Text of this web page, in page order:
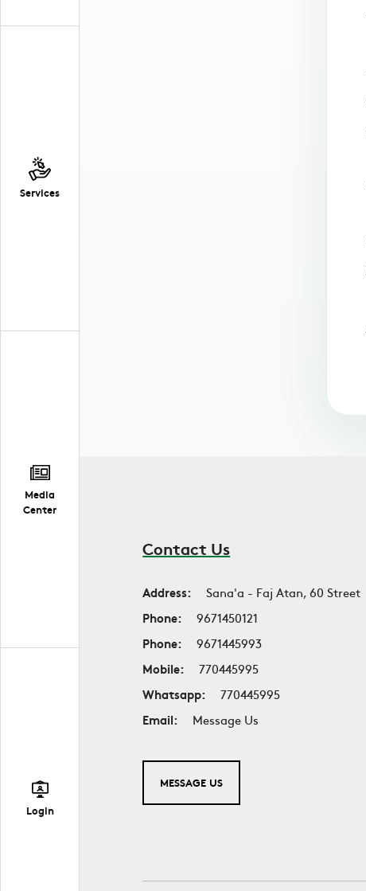
Services
Media
Center
Login
Contact Us
Address:
Sana'a - Faj Atan, 60 Street
Phone:
9671450121
Phone:
9671445993
Mobile:
770445995
Whatsapp:
770445995
Email:
Message Us
MESSAGE US